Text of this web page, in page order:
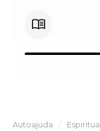
Autoajuda Espiritual